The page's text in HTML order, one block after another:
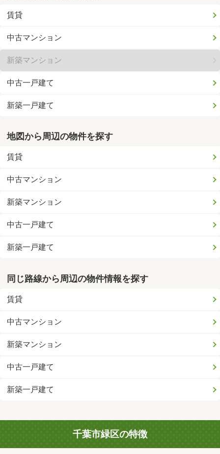
賃貸
中古マンション
新築マンション
中古一戸建て
新築一戸建て
地図から周辺の物件を探す
賃貸
中古マンション
新築マンション
中古一戸建て
新築一戸建て
同じ路線から周辺の物件情報を探す
賃貸
中古マンション
新築マンション
中古一戸建て
新築一戸建て
千葉市緑区の特徴